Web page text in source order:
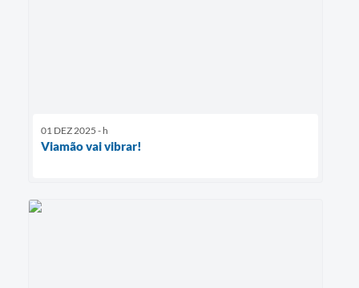
01 DEZ 2025 - h
Viamão vai vibrar!